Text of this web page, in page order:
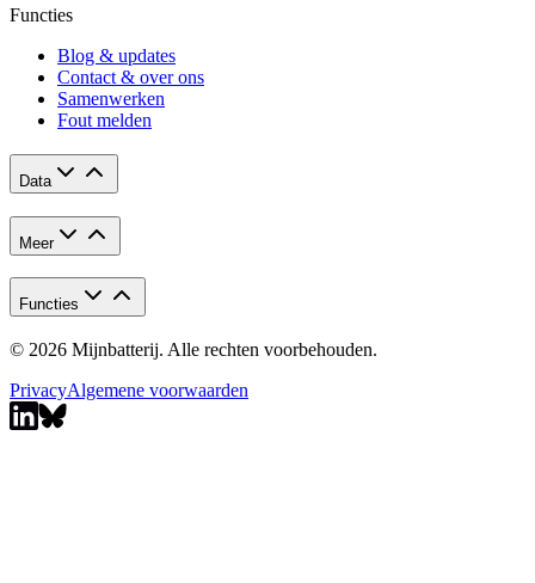
Functies
Blog & updates
Contact & over ons
Samenwerken
Fout melden
Data
Meer
Functies
© 2026 Mijnbatterij. Alle rechten voorbehouden.
PrivacyAlgemene voorwaarden